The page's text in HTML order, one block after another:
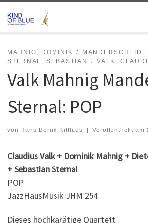
Zum Inhalt springen
MAHNIG, DOMINIK
MANDERSCHEID,
STERNAL, SEBASTIAN
VALK,
Valk Mahnig
Sternal: POP
von Hans-Bernd Kittlaus | Veröffentlicht am
Claudius Valk + Dominik Mahnig +
+ Sebastian Sternal
POP
JazzHausMusik JHM 254
Dieses hochkarätige Quartett